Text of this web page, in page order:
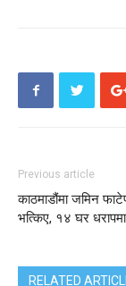
Previous article
काठमाडौंमा जमिन
भत्किए, १४ घर धरापमा
RELATED